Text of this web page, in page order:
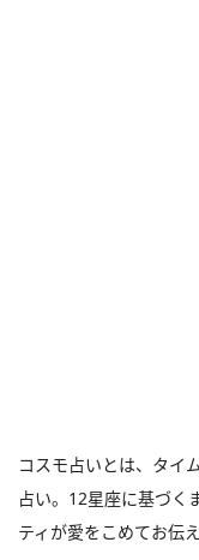
コスモ占いとは、タイ
占い。12星座に基づく
ティが愛をこめてお伝え